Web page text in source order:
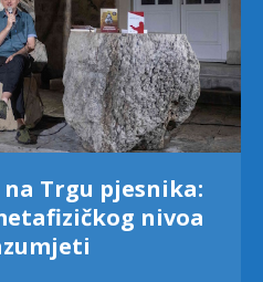
Trgu pjesnika:
nivoa